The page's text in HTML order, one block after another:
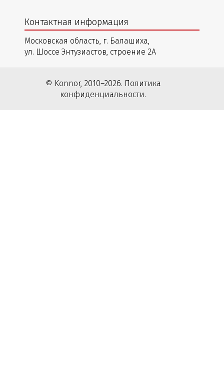
Контактная информация
Московская область, г. Балашиха,
ул. Шоссе Энтузиастов, строение 2А
© Konnor, 2010–2026. Политика
конфиденциальности.